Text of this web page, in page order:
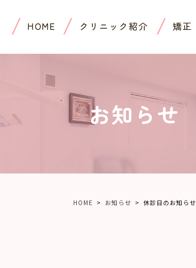
HOME クリニック紹介 矯正
お知らせ
HOME お知らせ 休診日のお知らせ